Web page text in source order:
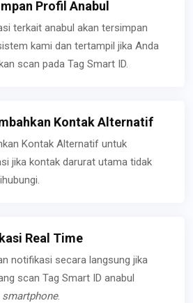
Profil Anabul
terkait anabul akan tersimpan
kami dan tertampil jika Anda
scan pada Tag Smart ID.
Kontak Alternatif
Kontak Alternatif untuk
jika kontak darurat utama tidak
Real Time
notifikasi secara langsung jika
scan Tag Smart ID anabul
smartphone.